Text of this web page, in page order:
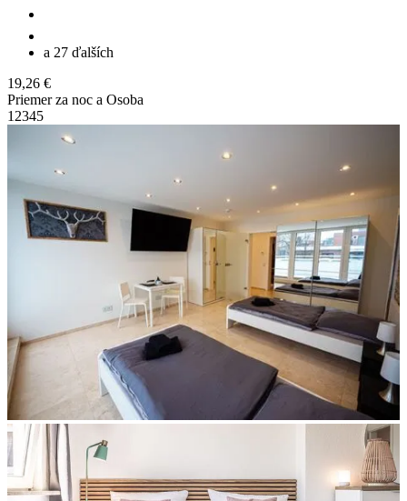
a 27 ďalších
19,26 €
Priemer za noc a Osoba
12345